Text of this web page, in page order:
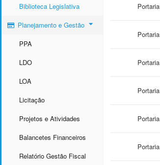
Biblioteca Legislativa
Planejamento e Gestão
PPA
LDO
LOA
Licitação
Projetos e Atividades
Balancetes Financeiros
Relatório Gestão Fiscal
Portaria
Portaria
Portaria
Portaria
Portaria
Portaria